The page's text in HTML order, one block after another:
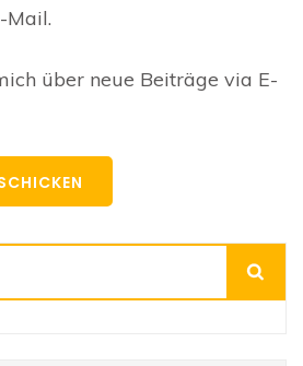
Mail.
über neue Beiträge via E-